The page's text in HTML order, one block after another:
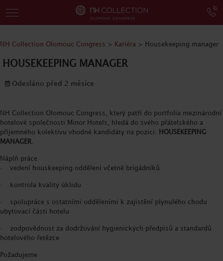
NH Collection Olomouc Congress > Kariéra > Housekeeping manager
HOUSEKEEPING MANAGER
Odesláno před 2 měsíce
NH Collection Olomouc Congress, který patří do portfolia mezinárodní
hotelové společnosti Minor Hotels, hledá do svého přátelského a
příjemného kolektivu vhodné kandidáty na pozici:
HOUSEKEEPING
MANAGER
Náplň práce
· vedení houskeeping oddělení včetně brigádníků
· kontrola kvality úklidu
· spolupráce s ostatními odděleními k zajistění plynulého chodu
ubytovací části hotelu
· zodpovědnost za dodržování hygienických předpisů a standardů
hotelového řetězce
Požadujeme